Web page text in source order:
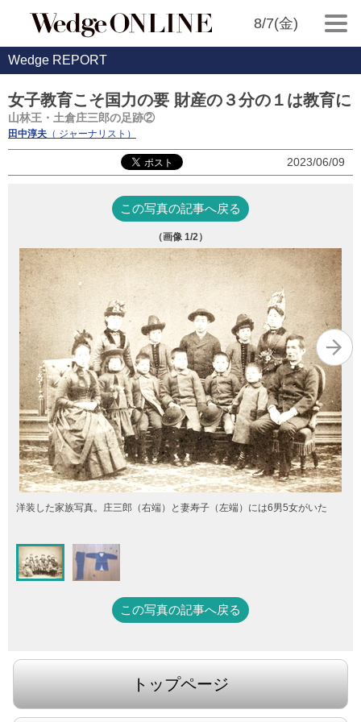
8/7(金)
Wedge REPORT
女子教育こそ国力の要 財産の３分の１は教育に
山林王・土倉庄三郎の足跡②
田中淳夫 （ ジャーナリスト）
2023/06/09
この写真の記事へ戻る
（画像 1/2）
洋装した家族写真。庄三郎（右端）と妻寿子（左端）には6男5女がいた
この写真の記事へ戻る
トップページ